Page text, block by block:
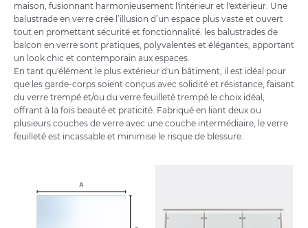
maison, fusionnant harmonieusement l'intérieur et l'extérieur. Une
balustrade en verre crée l’illusion d’un espace plus vaste et ouvert
tout en promettant sécurité et fonctionnalité. les balustrades de
balcon en verre sont pratiques, polyvalentes et élégantes, apportant
un look chic et contemporain aux espaces.
En tant qu'élément le plus extérieur d'un bâtiment, il est idéal pour
que les garde-corps soient conçus avec solidité et résistance, faisant
du verre trempé et/ou du verre feuilleté trempé le choix idéal,
offrant à la fois beauté et praticité. Fabriqué en liant deux ou
plusieurs couches de verre avec une couche intermédiaire, le verre
feuilleté est incassable et minimise le risque de blessure.